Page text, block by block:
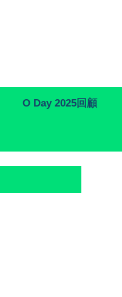
O Day 2025回顧